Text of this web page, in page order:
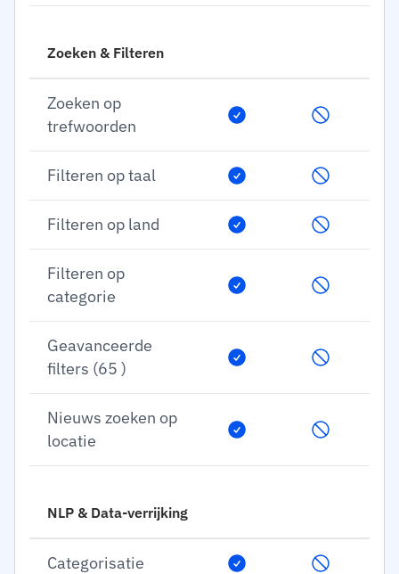
Zoeken & Filteren
Zoeken op
trefwoorden
Filteren op taal
Filteren op land
Filteren op
categorie
Geavanceerde
filters (65 )
Nieuws zoeken op
locatie
NLP & Data-verrijking
Categorisatie